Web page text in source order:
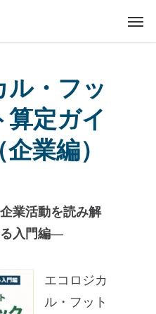
・フッ
算定ガイ
業編）
業活動を読み解
る入門編―
エコロジカ
ル・フット